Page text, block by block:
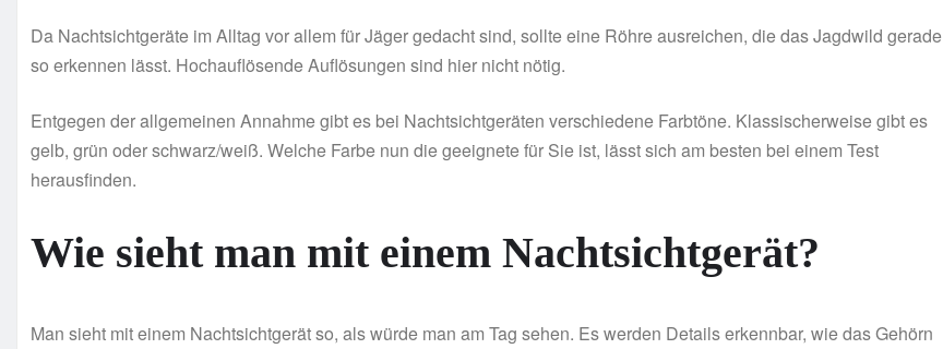
Da Nachtsichtgeräte im Alltag vor allem für Jäger gedacht sind, sollte eine Röhre ausreichen, die das Jagdwild gerade
so erkennen lässt. Hochauflösende Auflösungen sind hier nicht nötig.
Entgegen der allgemeinen Annahme gibt es bei Nachtsichtgeräten verschiedene Farbtöne. Klassischerweise gibt es
gelb, grün oder schwarz/weiß. Welche Farbe nun die geeignete für Sie ist, lässt sich am besten bei einem Test
herausfinden.
Wie sieht man mit einem Nachtsichtgerät?
Man sieht mit einem Nachtsichtgerät so, als würde man am Tag sehen. Es werden Details erkennbar, wie das Gehörn